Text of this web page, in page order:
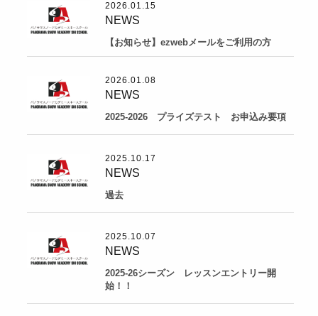
2026.01.15
NEWS
【お知らせ】ezwebメールをご利用の方
2026.01.08
NEWS
2025-2026 プライズテスト お申込み要項
2025.10.17
NEWS
過去
2025.10.07
NEWS
2025-26シーズン レッスンエントリー開
始！！